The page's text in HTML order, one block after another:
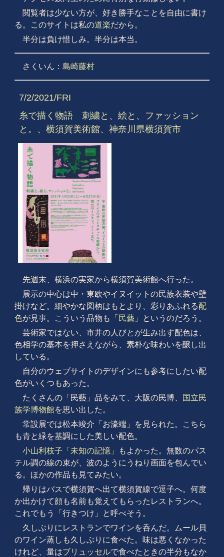
閲覧者は少ない方が、好き勝手なことを自由に書け
る。このサイトは私の道楽だから。
半分は負け惜しみ。半分は本当。
さくいん： 島崎藤村
7/2/2021/FRI
糸で描く物語 刺繍と、絵と、ファッション
と。
、 横須賀美術館、神奈川県横須賀市
先週末、横浜の実家から横須賀美術館へ行った。
展示の中心は中・東欧やイヌイットの民族衣装や壁
掛けなど。細やかな図柄はもとより、彩りあふれる配
色が見事。こういう品物も 「民藝」
というのだろう。
芸術家ではない、市井の人びとが生み出す配色は、
色相学の基本を押さえながら、素朴な味わいを醸し出
している。
自分のウェブサイトのデザインにも参考にしたい配
色がいくつもあった。
たくさんの「民藝」品をみて、大阪の民博、
国立民
族学博物館を思い出した。
常設展では松本竣介「お濠端」を見られた。こちら
も青と緑を基調にした美しい配色。
小山利枝子「未知の記憶」
もよかった。無数のパス
テル調の線の束が、波のようにうねり画面を包んでい
る。ほかの作品も見てみたい。
帰りはバスで横須賀へ出て横須賀線で逗子へ。何度
か出かけて顔も名前も覚えてもらったレストランへ。
これでもう「行きつけ」と呼べそう。
久しぶりにレストランでワインを呑んだ。ムール貝
のワイン蒸しも久しぶりに食べた。味は悪くなかった
けれど、量はブリュッセルで食べたときの半分もなか